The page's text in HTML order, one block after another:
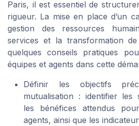
Paris, il est essentiel de
rigueur. La mise en place d’un
gestion des ressources
services et la transformation de
quelques conseils pratiques
équipes et agents dans cette
Définir les objectifs
mutualisation : identifier les
les bénéfices attendus
agents, ainsi que les